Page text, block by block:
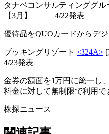
タナベコンサルティンググル
【3月】 4/22発表
優待品をQUOカードからデジ
ブッキングリゾート <324A>
4/23発表
金券の額面を1万円に統一し
料金に対して無制限で利用で
株探ニュース